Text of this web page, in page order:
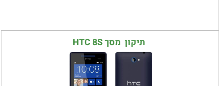
תיקון מסך HTC 8S